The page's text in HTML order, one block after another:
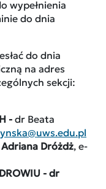
wypełnienia
do dnia
do dnia
na adres
sekcji:
-dr Beata
Adriana Dróżdż, e-
- dr